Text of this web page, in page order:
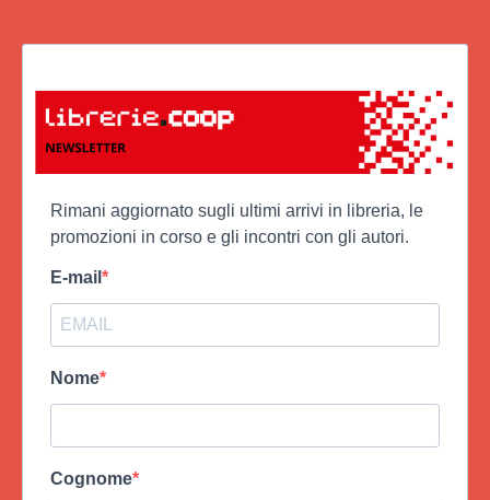
Rimani aggiornato sugli ultimi arrivi in libreria, le
promozioni in corso e gli incontri con gli autori.
E-mail
Nome
Cognome